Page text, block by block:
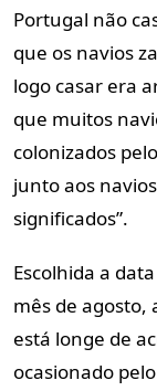
Portugal não
que os navios
logo casar era
que muitos
colonizados
junto aos
significados”.
Escolhida a
mês de agosto,
está longe de
ocasionado